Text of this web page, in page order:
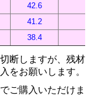
42.6
41.2
38.4
断しますが、残材
をお願いします。
ご購入いただけま